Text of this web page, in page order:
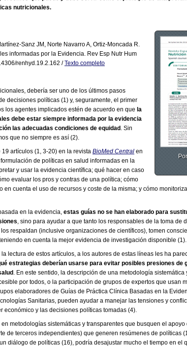
nutricionales.
Sanz JM, Norte Navarro A, Ortiz-Moncada R.
informadas por la Evidencia. Rev Esp Nutr Hum
renhyd.19.2.162 /Texto completo
debería ser uno de los últimos pasos
decisiones políticas (1) y, seguramente, el primer
los agentes implicados estén de acuerdo en que la
debe estar siempre informada por la evidencia
las adecuadas condiciones de equidad . Sin
que no siempre es así (2).
artículos (1, 3-20) en la revista BioMed Central en
de políticas en salud informadas en la
y usar la evidencia científica; qué hacer en caso
evaluar los pros y contras de una política; cómo
en cuenta el uso de recursos y coste de la misma; y cómo
en la evidencia, estas guías no se han elaborado para
, sino para ayudar a que tanto los responsables de la toma de
respaldan (inclusive organizaciones de científicos), tomen
en cuenta la mejor evidencia de investigación disponible (1).
lectura de estos artículos, a los autores de estas líneas les ha
estrategias deberían usarse para evitar posibles presiones de
. En este sentido, la descripción de una metodología
por todos, o la participación de grupos de expertos que usan
elaboradores de Guías de Práctica Clínica Basadas en la
Sanitarias, pueden ayudar a manejar las tensiones y
económico y las decisiones políticas tomadas (4).
metodologías sistemáticas y transparentes que busquen el
de terceros independientes) que generen resúmenes de políticas
diálogo de políticas (16), podría desajustar mucho el tiempo en el